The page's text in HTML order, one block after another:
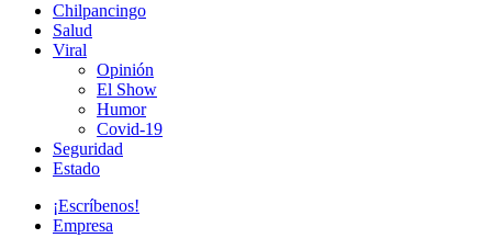
Chilpancingo
Salud
Viral
Opinión
El Show
Humor
Covid-19
Seguridad
Estado
¡Escríbenos!
Empresa